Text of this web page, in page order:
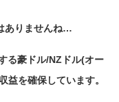
ありませんね…
る豪ドル/NZドル(オー
益を確保しています。